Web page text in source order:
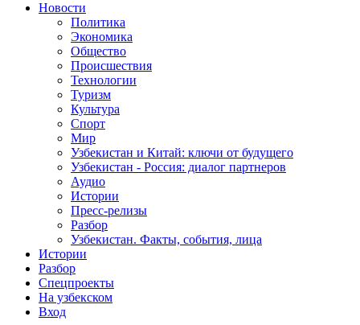
Новости
Политика
Экономика
Общество
Происшествия
Технологии
Туризм
Культура
Спорт
Мир
Узбекистан и Китай: ключи от будущего
Узбекистан - Россия: диалог партнеров
Аудио
Истории
Пресс-релизы
Разбор
Узбекистан. Факты, события, лица
Истории
Разбор
Спецпроекты
На узбекском
Вход